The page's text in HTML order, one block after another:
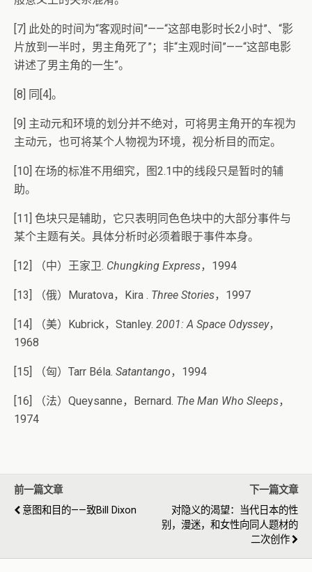
[7] 此处的时间为“客观时间”——“这部电影时长2小时”、“影
片放到一半时，男主角死了”；非“主观时间”——“这部电影
讲述了男主角的一生”。
[8] 同[4]。
[9] 主动元和环境的划分并不绝对，可将男主角开的车视为
主动元，也可将某个人物视为环境，视分析目的而定。
[10] 在场的标准不用细究，图2.1中的线段只是暂时的辅
助。
[11] 色块只是辅助，它只表明同色色块中的大部分事件与
某个主题有关。具体分析时必须着眼于事件本身。
[12] （中）王家卫. Chungking Express，1994
[13] （俄）Muratova，Kira . Three Stories，1997
[14] （美）Kubrick，Stanley. 2001: A Space Odyssey，
1968
[15] （匈）Tarr Béla. Satantango，1994
[16] （法）Queysanne，Bernard. The Man Who Sleeps，
1974
前一篇文章
意图和目的——致Bill Dixon
下一篇文章
对隐义的渴望：当代日本的性
别，漫迷，和女性向同人题材的
二次创作